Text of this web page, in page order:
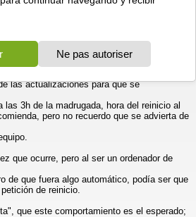
monitor me he llevado una sorpresa al ver
me informaba de que así era, y que el
las actualizaciones para que se
las 3h de la madrugada, hora del reinicio al
pero no recuerdo que se advierta de
que ocurre, pero al ser un ordenador de
de que fuera algo automático, podía ser que
de reinicio.
que este comportamiento es el esperado;